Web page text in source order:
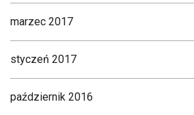
marzec 2017
styczeń 2017
październik 2016